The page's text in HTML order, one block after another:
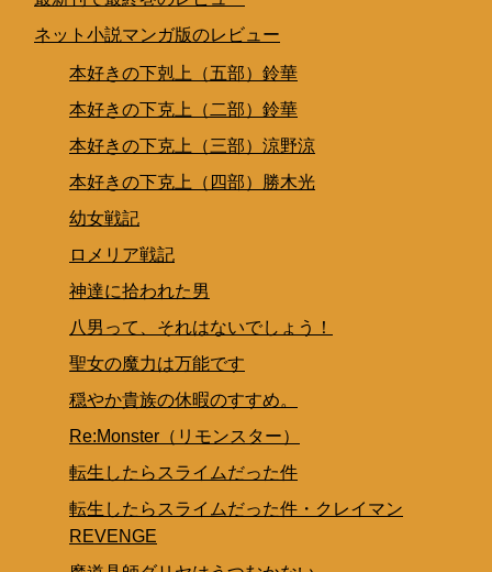
ネット小説マンガ版のレビュー
本好きの下剋上（五部）鈴華
本好きの下克上（二部）鈴華
本好きの下克上（三部）涼野涼
本好きの下克上（四部）勝木光
幼女戦記
ロメリア戦記
神達に拾われた男
八男って、それはないでしょう！
聖女の魔力は万能です
穏やか貴族の休暇のすすめ。
Re:Monster（リモンスター）
転生したらスライムだった件
転生したらスライムだった件・クレイマン
REVENGE